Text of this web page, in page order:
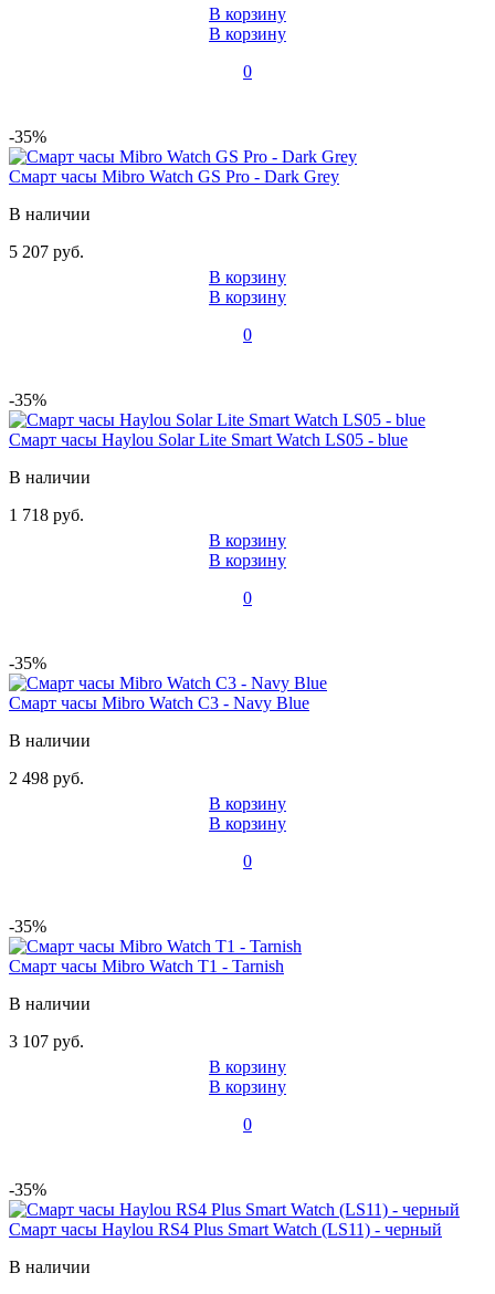
В корзину
В корзину
0
-35%
Смарт часы Mibro Watch GS Pro - Dark Grey
В наличии
5 207 руб.
В корзину
В корзину
0
-35%
Смарт часы Haylou Solar Lite Smart Watch LS05 - blue
В наличии
1 718 руб.
В корзину
В корзину
0
-35%
Смарт часы Mibro Watch C3 - Navy Blue
В наличии
2 498 руб.
В корзину
В корзину
0
-35%
Смарт часы Mibro Watch T1 - Tarnish
В наличии
3 107 руб.
В корзину
В корзину
0
-35%
Смарт часы Haylou RS4 Plus Smart Watch (LS11) - черный
В наличии